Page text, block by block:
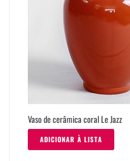
Vaso de cerâmica coral Le Jazz
ADICIONAR À LISTA